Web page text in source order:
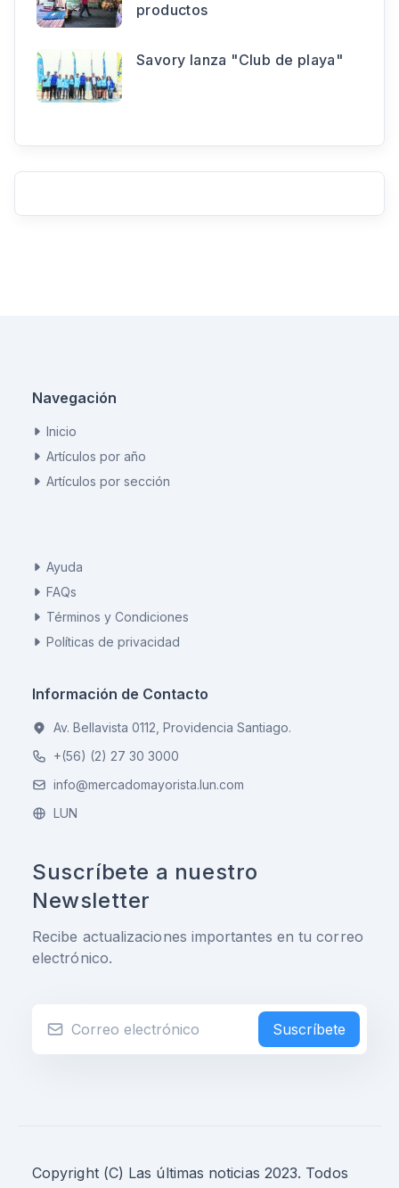
productos
Savory lanza "Club de playa"
Navegación
Inicio
Artículos por año
Artículos por sección
Ayuda
FAQs
Términos y Condiciones
Políticas de privacidad
Información de Contacto
Av. Bellavista 0112, Providencia Santiago.
+(56) (2) 27 30 3000
info@mercadomayorista.lun.com
LUN
Suscríbete a nuestro
Newsletter
Recibe actualizaciones importantes en tu correo
electrónico.
Suscríbete
Copyright (C) Las últimas noticias 2023. Todos